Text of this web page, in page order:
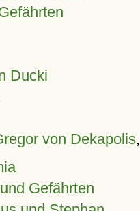
Ducki
von Dekapolis,
Gefährten